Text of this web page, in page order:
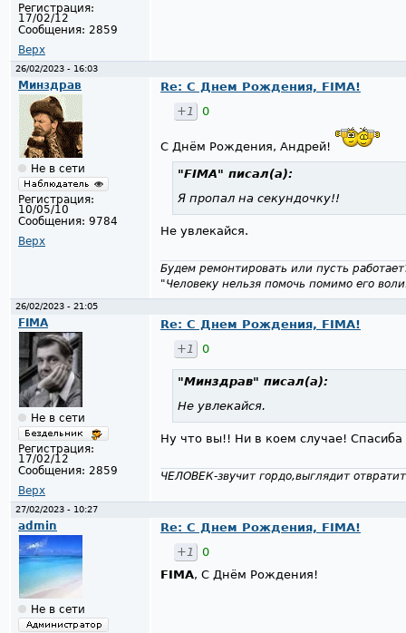
Регистрация:
17/02/12
Сообщения: 2859
Верх
26/02/2023 - 16:03
Минздрав
Не в сети
Регистрация:
10/05/10
Сообщения: 9784
Верх
Re: С Днем Рождения, FIMA!
+1
0
С Днём Рождения, Андрей!
"FIMA" писал(а):
Я пропал на секундочку!!
Не увлекайся.
Будем ремонтировать или пусть
"Человеку нельзя помочь помимо его
26/02/2023 - 21:05
FIMA
Не в сети
Регистрация:
17/02/12
Сообщения: 2859
Верх
Re: С Днем Рождения, FIMA!
+1
0
"Минздрав" писал(а):
Не увлекайся.
Ну что вы!! Ни в коем случае!
ЧЕЛОВЕК-звучит гордо,выглядит
27/02/2023 - 10:27
admin
Не в сети
Re: С Днем Рождения, FIMA!
+1
0
FIMA, С Днём Рождения!